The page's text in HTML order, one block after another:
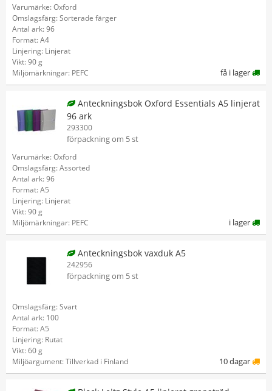
Varumärke: Oxford
Omslagsfärg: Sorterade färger
Antal ark: 96
Format: A4
Linjering: Linjerat
Vikt: 90 g
Miljömärkningar: PEFC
få i lager
Anteckningsbok Oxford Essentials A5 linjerat
96 ark
293300
förpackning om 5 st
Varumärke: Oxford
Omslagsfärg: Assorted
Antal ark: 96
Format: A5
Linjering: Linjerat
Vikt: 90 g
Miljömärkningar: PEFC
i lager
Anteckningsbok vaxduk A5
242956
förpackning om 5 st
Omslagsfärg: Svart
Antal ark: 100
Format: A5
Linjering: Rutat
Vikt: 60 g
Miljöargument: Tillverkad i Finland
10 dagar